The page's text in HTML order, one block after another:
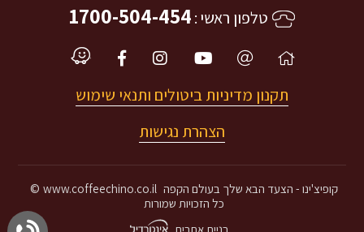
טלפון ראשי 1700-504-454
תקנון מדיניות ביטולים ותנאי שימוש
הצהרת נגישות
קופיצ'ינו הצעד הבא שלך בעולם הקפה www.coffeechino.co.il
©
כל הזכויות שמורות